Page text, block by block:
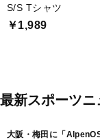
S/S Tシャツ
￥1,989
最新スポーツニ
大阪・梅田に「